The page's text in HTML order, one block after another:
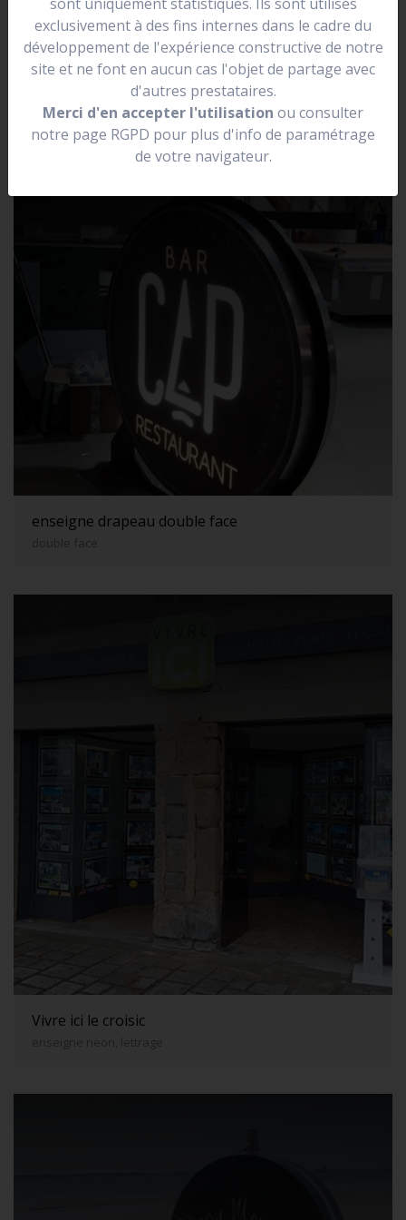
se situer dans une rue.
Elle peut être lumineuse, non lumineuse, prendre la
forme de votre logo.
enseigne drapeau double face
double face
Vivre ici le croisic
enseigne neon, lettrage
exclusivement à des fins internes dans le cadre du
développement de l'expérience constructive de notre
site et ne font en aucun cas l'objet de partage avec
d'autres prestataires.
Merci d'en accepter l'utilisation ou consulter
notre page RGPD pour plus d'info de paramétrage
de votre navigateur.